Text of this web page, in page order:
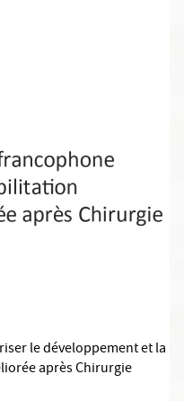
le développement et la
après Chirurgie